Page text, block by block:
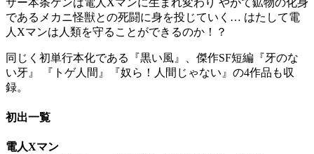
サー本条ケンは電人Xマンに生まれ変わり やがて鉱物の化身
であるメカニ怪獣との死闘に身を投じていく… はたして電
人Xマンは人類を守ることができるのか！？
同じく初単行本化である『黒い風』、傑作SF短編『牙のな
い牙』 『トゲ人間』『奴ら！人間じゃない』の4作品も収
録。
初出一覧
電人Xマン